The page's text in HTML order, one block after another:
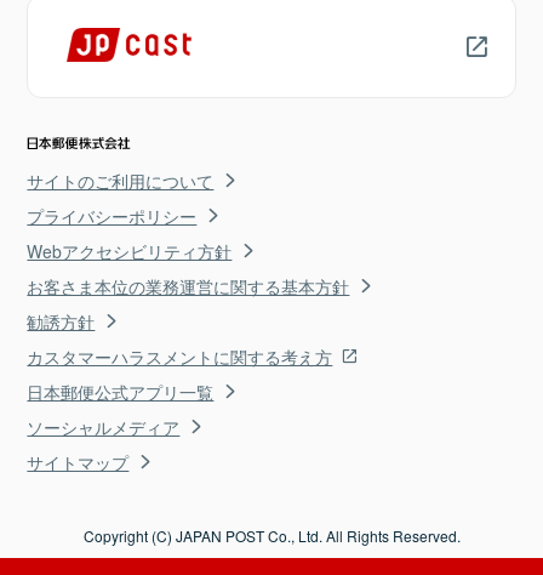
サイトのご利用について
プライバシーポリシー
Webアクセシビリティ方針
お客さま本位の業務運営に関する基本方針
勧誘方針
カスタマーハラスメントに関する考え方
日本郵便公式アプリ一覧
ソーシャルメディア
サイトマップ
Copyright (C) JAPAN POST Co., Ltd. All Rights Reserved.